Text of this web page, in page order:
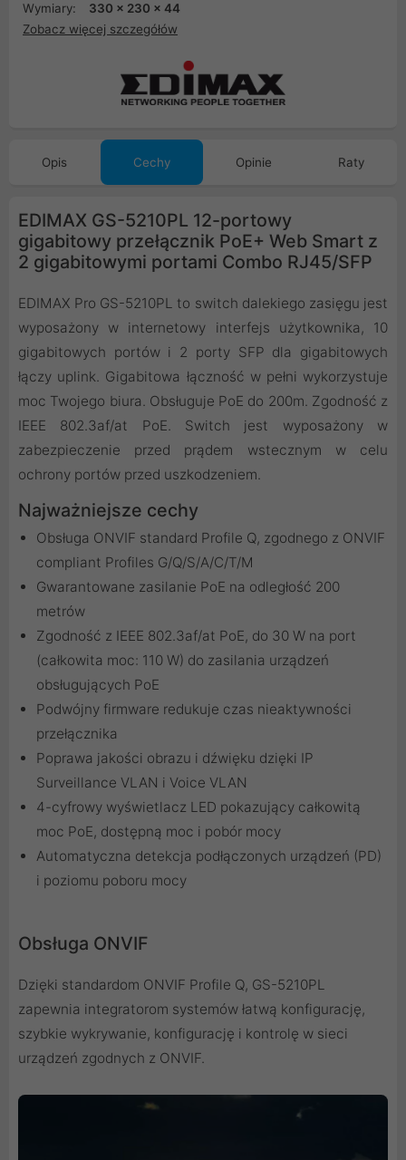
Wymiary:
330 x 230 x 44
Zobacz więcej szczegółów
Opis Cechy Opinie Raty
EDIMAX GS-5210PL 12-portowy
gigabitowy przełącznik PoE+ Web Smart z
2 gigabitowymi portami Combo RJ45/SFP
EDIMAX Pro GS-5210PL to switch dalekiego zasięgu jest
wyposażony w internetowy interfejs użytkownika, 10
gigabitowych portów i 2 porty SFP dla gigabitowych
łączy uplink. Gigabitowa łączność w pełni wykorzystuje
moc Twojego biura. Obsługuje PoE do 200m. Zgodność z
IEEE 802.3af/at PoE. Switch jest wyposażony w
zabezpieczenie przed prądem wstecznym w celu
ochrony portów przed uszkodzeniem.
Najważniejsze cechy
Obsługa ONVIF standard Profile Q, zgodnego z ONVIF
compliant Profiles G/Q/S/A/C/T/M
Gwarantowane zasilanie PoE na odległość 200
metrów
Zgodność z IEEE 802.3af/at PoE, do 30 W na port
(całkowita moc: 110 W) do zasilania urządzeń
obsługujących PoE
Podwójny firmware redukuje czas nieaktywności
przełącznika
Poprawa jakości obrazu i dźwięku dzięki IP
Surveillance VLAN i Voice VLAN
4-cyfrowy wyświetlacz LED pokazujący całkowitą
moc PoE, dostępną moc i pobór mocy
Automatyczna detekcja podłączonych urządzeń (PD)
i poziomu poboru mocy
Obsługa ONVIF
Dzięki standardom ONVIF Profile Q, GS-5210PL
zapewnia integratorom systemów łatwą konfigurację,
szybkie wykrywanie, konfigurację i kontrolę w sieci
urządzeń zgodnych z ONVIF.